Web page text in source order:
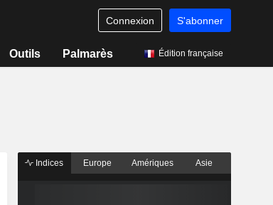
Connexion S'abonner
Outils Palmarès Édition française
Indices Europe Amériques Asie